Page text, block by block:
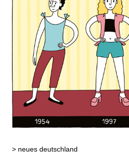
> neues deutschland